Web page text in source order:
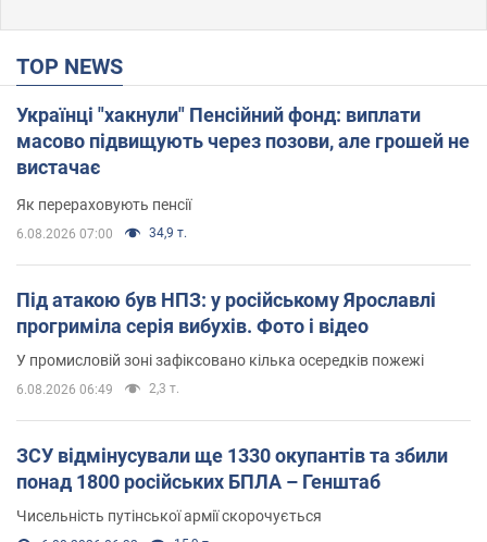
TOP NEWS
Українці "хакнули" Пенсійний фонд: виплати
масово підвищують через позови, але грошей не
вистачає
Як перераховують пенсії
6.08.2026 07:00 34,9 т.
Під атакою був НПЗ: у російському Ярославлі
прогриміла серія вибухів. Фото і відео
У промисловій зоні зафіксовано кілька осередків пожежі
6.08.2026 06:49 2,3 т.
ЗСУ відмінусували ще 1330 окупантів та збили
понад 1800 російських БПЛА – Генштаб
Чисельність путінської армії скорочується